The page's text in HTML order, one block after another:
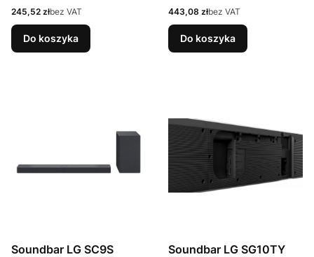
Cena
245,52 złbez VAT
Do koszyka
Cena
443,08 złbez VAT
Do koszyka
Soundbar LG SC9S Soundbar LG SG10TY